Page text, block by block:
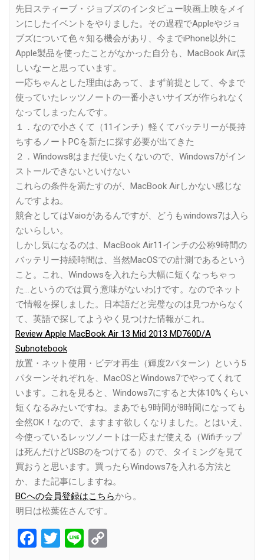
先日スティーブ・ジョブズのインタビュー映画上映をメイ
ンにしたイベントをやりました。その過程でAppleやジョ
ブズについて色々知る機会があり、今までiPhone以外に
Apple製品を使ったことがなかった自分も、MacBook Airほ
しいなーと思っています。
一応ちゃんとした理由はあって、まず前提として、今まで
使っていたレッツノートの一番小さいサイズが作られなく
なってしまったんです。
１．なので小さくて（11インチ）軽くてバッテリーが長持
ちするノートPCを新たに探す必要が出てきた
２．Windows8はまだ使いたくないので、Windows7がイン
ストールできないといけない
これらの条件を満たすのが、MacBook Airしかない感じな
んですよね。
競合としてはVaioがあるんですが、どうもwindows7は入ら
ないらしい。
しかし気になるのは、MacBook Air11インチの公称9時間の
バッテリー持続時間は、当然MacOSでの計測であるという
こと。これ、Windowsを入れたら大幅に短くなっちゃっ
た…というのでは買う意味がないわけです。なのでネット
で情報を探しました。日本語だと完璧なのは見つからなく
て、英語で探してようやく見つけた情報がこれ。
Review Apple MacBook Air 13 Mid 2013 MD760D/A
Subnotebook
放置・ネット使用・ビデオ再生（輝度2パターン）という5
パターンそれぞれを、MacOSとWindows7でやってくれて
います。これを見ると、Windows7にすると大体10%くらい
短くなるみたいですね。まあでも9時間が8時間になっても
全然OK！なので、ますます欲しくなりました。とはいえ、
今使っているレッツノートは一応まだ使える（Wifiチップ
は死んだけどUSBのをつけてる）ので、タイミングを見て
買おうと思います。買ったらWindows7を入れる方法と
か、また記事にしますね。
BCへの会員登録はこちらから。
明日は松葉佐さんです。
Facebook
Twitter
Line